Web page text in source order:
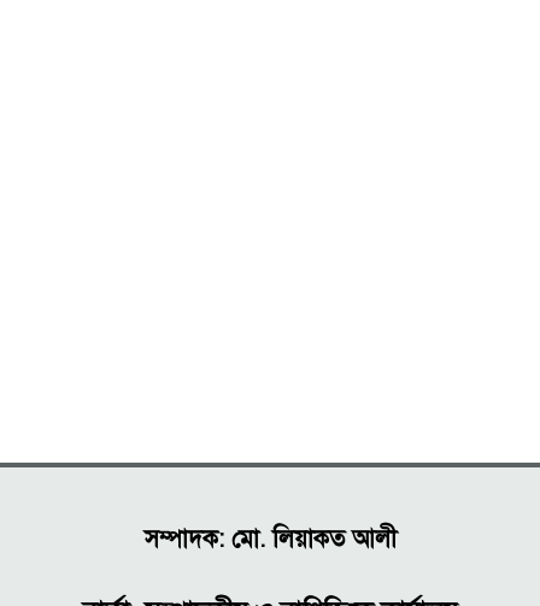
সম্পাদক: মো. লিয়াকত আলী